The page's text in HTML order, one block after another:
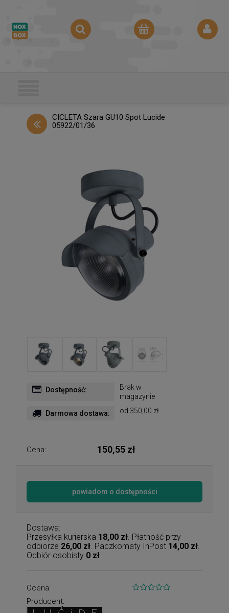
CICLETA Szara GU10 Spot Lucide
05922/01/36
Dostępność:
Brak w
magazynie
Darmowa dostawa: od 350,00 zł
Cena: 150,55 zł
powiadom o dostępności
Dostawa:
Przesyłka kurierska 18,00 zł . Płatność przy
odbiorze 26,00 zł . Paczkomaty InPost 14,00 zł
Odbiór osobisty 0 zł
Ocena:
Producent: